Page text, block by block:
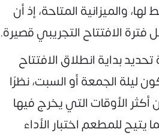
والميزانية المتاحة، إذ أن
فترة الافتتاح التجريبي قصيرة.
بداية انطلاق الافتتاح
ليلة الجمعة أو السبت، نظرًا
أكثر الأوقات التي يخرج فيها
يتيح للمطعم اختبار الأداء